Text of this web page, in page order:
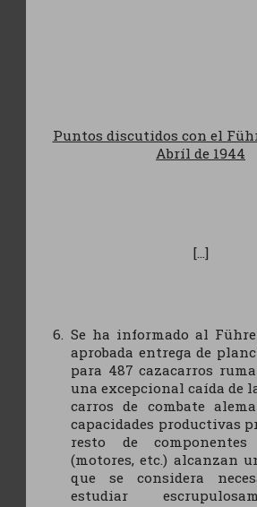
Puntos discutidos con el
Abríl de 1944
[...]
Se ha informado al
aprobada entrega de
para 487 cazacarros
una excepcional caída de
carros de combate
capacidades productivas
resto de
(motores, etc.) alcanzan
que se considera
estudiar